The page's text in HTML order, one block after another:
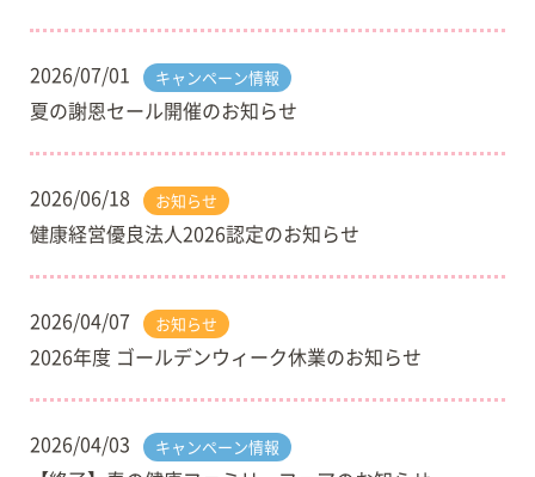
2026/07/01 キャンペーン情報
夏の謝恩セール開催のお知らせ
2026/06/18 お知らせ
健康経営優良法人2026認定のお知らせ
2026/04/07 お知らせ
2026年度 ゴールデンウィーク休業のお知らせ
2026/04/03 キャンペーン情報